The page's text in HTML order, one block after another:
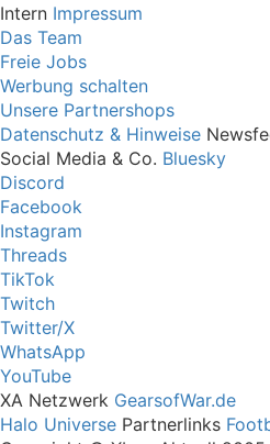
Intern Impressum
Das Team
Freie Jobs
Werbung schalten
Unsere Partnershops
Datenschutz & Hinweise
Social Media & Co. Bluesky
Discord
Facebook
Instagram
Threads
TikTok
Twitch
Twitter/X
WhatsApp
YouTube
XA Netzwerk GearsofWar.de
Halo Universe Partnerlinks